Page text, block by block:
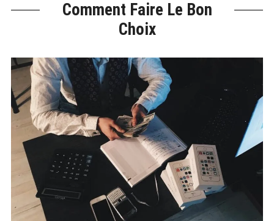
Comment Faire Le Bon
Choix